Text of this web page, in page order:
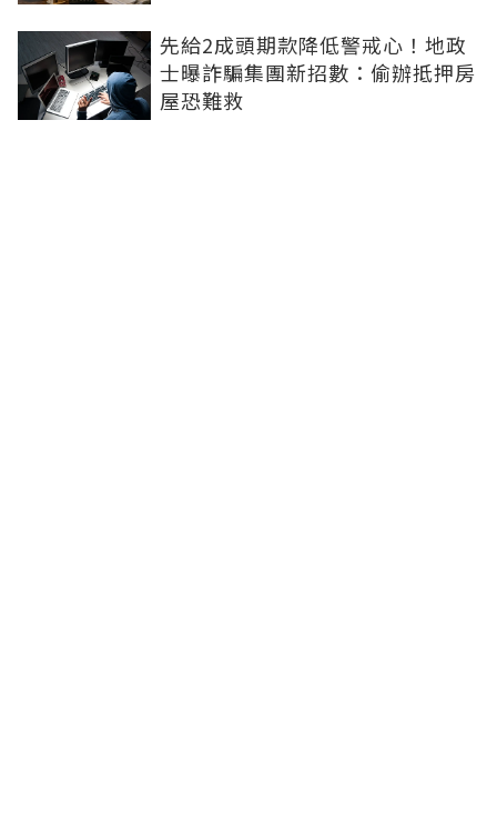
先給2成頭期款降低警戒心！地政
士曝詐騙集團新招數：偷辦抵押房
屋恐難救